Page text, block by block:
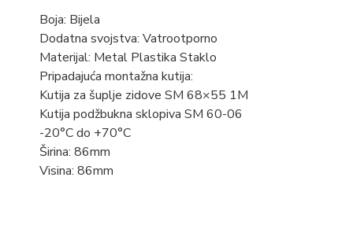
Boja: Bijela
Dodatna svojstva: Vatrootporno
Materijal: Metal Plastika Staklo
Pripadajuća montažna kutija:
Kutija za šuplje zidove SM 68×55 1M
Kutija podžbukna sklopiva SM 60-06
-20°C do +70°C
Širina: 86mm
Visina: 86mm